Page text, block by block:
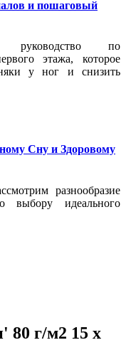
и пошаговый
руководство по
этажа, которое
у ног и снизить
Сну и Здоровому
разнообразие
выбору идеального
г/м2 15 х